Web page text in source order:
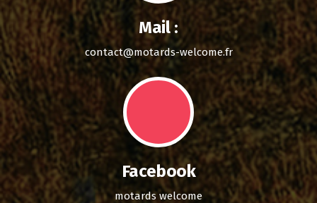
Mail :
contact@motards-welcome.fr
Facebook
motards welcome